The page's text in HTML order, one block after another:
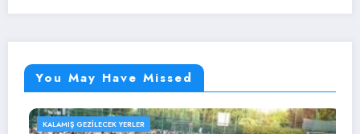
You May Have Missed
KALAMIŞ GEZILECEK YERLER